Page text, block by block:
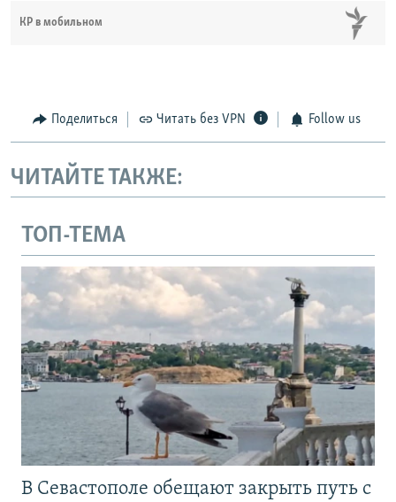
КР в мобильном
Поделиться Читать без VPN Follow us
ЧИТАЙТЕ ТАКЖЕ:
ТОП-ТЕМА
В Севастополе обещают закрыть путь с